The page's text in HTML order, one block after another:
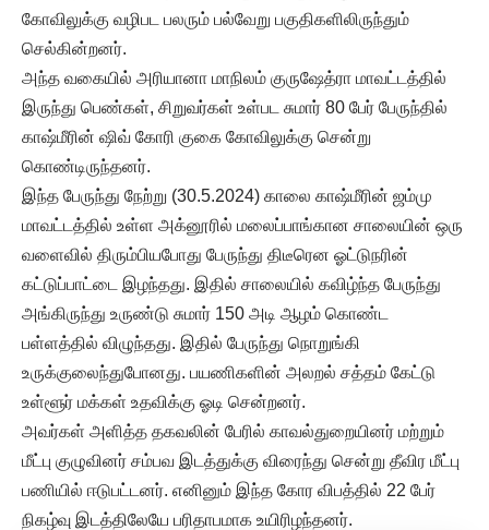
கோவிலுக்கு வழிபட பலரும் பல்வேறு பகுதிகளிலிருந்தும்
செல்கின்றனர்.
அந்த வகையில் அரியானா மாநிலம் குருஷேத்ரா மாவட்டத்தில்
இருந்து பெண்கள், சிறுவர்கள் உள்பட சுமார் 80 பேர் பேருந்தில்
காஷ்மீரின் ஷிவ் கோரி குகை கோவிலுக்கு சென்று
கொண்டிருந்தனர்.
இந்த பேருந்து நேற்று (30.5.2024) காலை காஷ்மீரின் ஜம்மு
மாவட்டத்தில் உள்ள அக்னூரில் மலைப்பாங்கான சாலையின் ஒரு
வளைவில் திரும்பியபோது பேருந்து திடீரென ஓட்டுநரின்
கட்டுப்பாட்டை இழந்தது. இதில் சாலையில் கவிழ்ந்த பேருந்து
அங்கிருந்து உருண்டு சுமார் 150 அடி ஆழம் கொண்ட
பள்ளத்தில் விழுந்தது. இதில் பேருந்து நொறுங்கி
உருக்குலைந்துபோனது. பயணிகளின் அலறல் சத்தம் கேட்டு
உள்ளூர் மக்கள் உதவிக்கு ஓடி சென்றனர்.
அவர்கள் அளித்த தகவலின் பேரில் காவல்துறையினர் மற்றும்
மீட்பு குழுவினர் சம்பவ இடத்துக்கு விரைந்து சென்று தீவிர மீட்பு
பணியில் ஈடுபட்டனர். எனினும் இந்த கோர விபத்தில் 22 பேர்
நிகழ்வு இடத்திலேயே பரிதாபமாக உயிரிழந்தனர்.